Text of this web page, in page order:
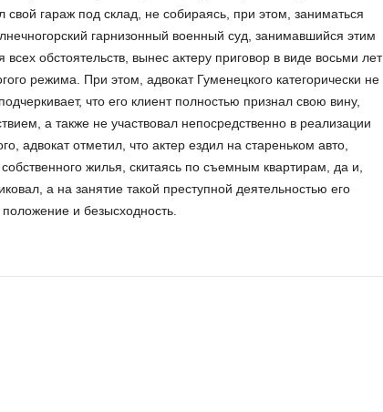
свой гараж под склад, не собираясь, при этом, заниматься
гарнизонный военный суд, занимавшийся этим
обстоятельств, вынес актеру приговор в виде восьми лет
режима. При этом, адвокат Гуменецкого категорически не
что его клиент полностью признал свою вину,
а также не участвовал непосредственно в реализации
адвокат отметил, что актер ездил на стареньком авто,
жилья, скитаясь по съемным квартирам, да и,
а на занятие такой преступной деятельностью его
и безысходность.